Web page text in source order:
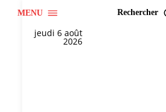
MENU Rechercher
jeudi 6 août
2026